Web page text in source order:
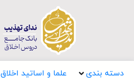
دسته بندی علما و اساتید اخلاق